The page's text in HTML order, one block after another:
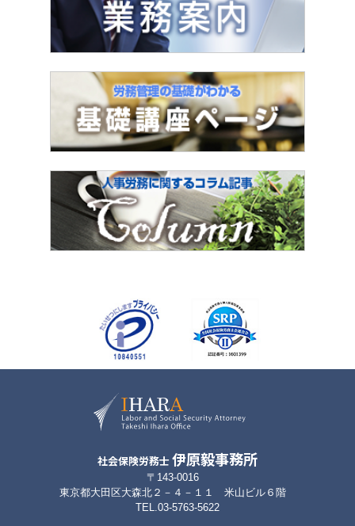
社会保険労務士伊原毅事務所
〒143-0016
東京都大田区大森北２－４－１１ 米山ビル６階
TEL.03-5763-5622